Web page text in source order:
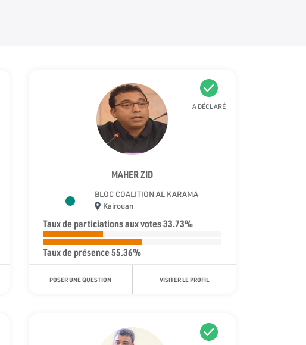
A DÉCLARÉ
MAHER ZID
BLOC COALITION AL KARAMA
Kairouan
Taux de particiations aux votes 33.73%
Taux de présence 55.36%
POSER UNE QUESTION VISITER LE PROFIL